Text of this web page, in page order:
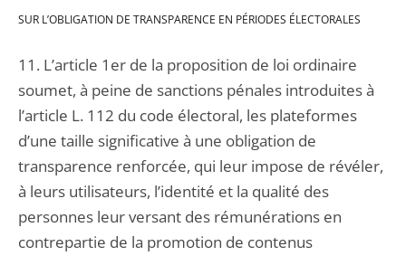
SUR L’OBLIGATION DE TRANSPARENCE EN PÉRIODES ÉLECTORALES
11. L’article 1er de la proposition de loi ordinaire
soumet, à peine de sanctions pénales introduites à
l’article L. 112 du code électoral, les plateformes
d’une taille significative à une obligation de
transparence renforcée, qui leur impose de révéler,
à leurs utilisateurs, l’identité et la qualité des
personnes leur versant des rémunérations en
contrepartie de la promotion de contenus